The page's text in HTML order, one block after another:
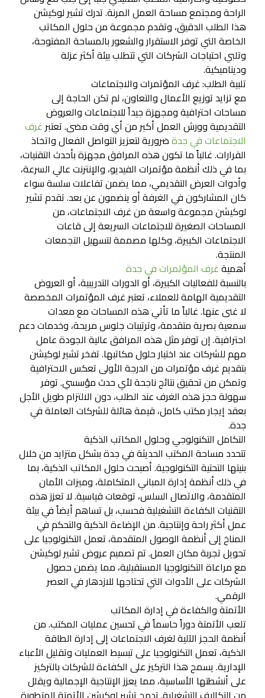
الراحة ومجتمع مساحة العمل المرنة. تدرك تشير لوكيشن
هذا الطلب الدقيق، وتقدم مجموعة من حلول المكاتب
الخاصة التي توفر الاستقرار والشعور بالمساحة المفتوحة،
وتلبي احتياجات الشركات التي تتطلب بيئة أكثر عزلة
وديناميكية.
تلبية الطلب: غرف المؤتمرات والاجتماعات
مع تزايد توزيع الأعمال والتعاون، لم تكن الحاجة إلى
مساحات احترافية ومجهزة جيداً للاجتماعات والعروض
التقديمية وورش العمل أكبر من أي وقت مضى. تعتبر غرف
الاجتماعات في جدةضرورية لتعزيز التواصل الفعال واتخاذ
القرارات. غالباً ما تكون هذه المرافق مجهزة بأحدث التقنيات،
بما في ذلك أنظمة مؤتمرات الفيديو، والإنترنت عالي السرعة،
وأدوات العرض التقديمي، مما يضمن تفاعلات سلسة سواء
كان المشاركون في الغرفة أو ينضمون عن بعد. تقدم تشير
لوكيشن مجموعة واسعة من غرف الاجتماعات، من
المساحات الصغيرة للاجتماعات السريعة إلى قاعات
الاجتماعات الكبيرة، وكلها مصممة لتسهيل التجمعات
المنتجة.
أهميةغرف المؤتمرات في جدة
بالنسبة للفعاليات الكبيرة، أو الدورات التدريبية، أو العروض
التقديمية الهامة للعملاء، تعتبر غرف المؤتمرات المخصصة
لا غنى عنها. غالباً ما تأتي هذه المساحات مع معدات
سمعية بصرية متقدمة، وترتيبات جلوس مريحة، وخدمات دعم
احترافية. إن توفر مثل هذه المرافق عالية الجودة عامل
مهم للشركات عند اختيار حلول مكاتبها. تفخر تشير لوكيشن
بتقديم غرف مؤتمرات من الدرجة الأولى تعكس الاحترافية
وتمكن من تحقيق نتائج ناجحة لأي حدث مؤسسي. توفر
سهولة حجز هذه الغرف عند الطلب، دون الالتزام طويل الأجل
بعقد إيجار مكتب كامل، قيمة هائلة للشركات العاملة في
جدة.
التكامل التكنولوجي وحلول المكاتب الذكية
تتحدد مساحة المكتب الحديثة في جدة بشكل متزايد من خلال
بنيتها التحتية التكنولوجية. أصبحت حلول المكاتب الذكية، بما
في ذلك أنظمة إدارة المباني المتكاملة، وميزات الأمان
المتقدمة، والاتصال السلس، توقعات قياسية. لا تعزز هذه
التقنيات الكفاءة التشغيلية فحسب، بل تساهم أيضاً في بيئة
عمل أكثر راحة وإنتاجية. من الإضاءة الذكية والتحكم في
المناخ إلى أنظمة الوصول المتقدمة، تعمل التكنولوجيا على
تحويل تجربة مكان العمل. تم تصميم عروض تشير لوكيشن
مع مراعاة التكنولوجيا المستقبلية، مما يضمن حصول
الشركات على الأدوات التي تحتاجها للازدهار في العصر
الرقمي.
الأتمتة والكفاءة في إدارة المكاتب
تلعب الأتمتة دوراً حاسماً في تحسين عمليات المكتب. من
أنظمة الحجز الآلية لغرف الاجتماعات إلى إدارة الطاقة
الذكية، تعمل التكنولوجيا على تبسيط العمليات وتقليل الأعباء
الإدارية. يسمح هذا التركيز على الكفاءة للشركات بالتركيز
على أنشطتها الأساسية، مما يعزز الإنتاجية الإجمالية ويقلل